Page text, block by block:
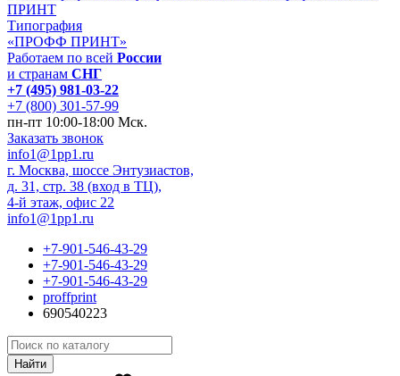
Типография
«ПРОФФ ПРИНТ»
Работаем по всей России
и странам СНГ
+7 (495) 981-03-22
+7 (800) 301-57-99
пн-пт 10:00-18:00 Мск.
Заказать звонок
info1@1pp1.ru
г. Москва, шоссе Энтузиастов,
д. 31, стр. 38 (вход в ТЦ),
4-й этаж, офис 22
info1@1pp1.ru
+7-901-546-43-29
+7-901-546-43-29
+7-901-546-43-29
proffprint
690540223